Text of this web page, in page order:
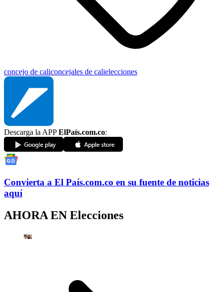
concejo de caliconcejales de calielecciones
Descarga la APPElPaís.com.co:
Convierta a El País.com.co en su fuente de noticias
aquí
AHORA EN Elecciones